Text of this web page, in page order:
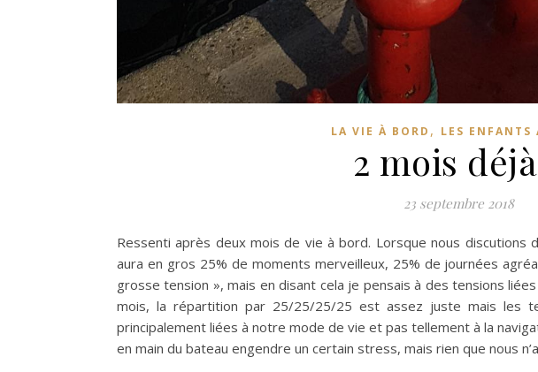
LA VIE À BORD , LES ENFANTS
2 mois
23 septembre 2018
Ressenti après deux mois de vie à bord. Lorsque nous
aura en gros 25% de moments merveilleux, 25% de journées
grosse tension », mais en disant cela je pensais à des tensions
mois, la répartition par 25/25/25/25 est assez juste mais les
principalement liées à notre mode de vie et pas tellement à la
en main du bateau engendre un certain stress, mais rien que nous